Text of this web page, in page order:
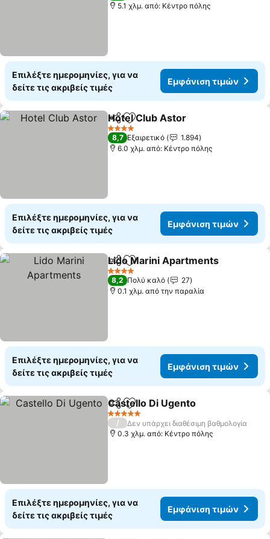
5.1 χλμ. από: Κέντρο πόλης
Επιλέξτε ημερομηνίες, για να
δείτε τις ακριβείς τιμές
Εμφάνιση τιμών
Κοινοποίηση
Προσθήκη στα αγαπημένα
Hotel Club Astor
4 Αστέρια
8,7 Εξαιρετικό
1.894
6.0 χλμ. από: Κέντρο πόλης
Επιλέξτε ημερομηνίες, για να
δείτε τις ακριβείς τιμές
Εμφάνιση τιμών
Κοινοποίηση
Προσθήκη στα αγαπημένα
Lido Marini Apartments
4 Αστέρια
8,2 Πολύ καλό
27
0.1 χλμ. από την παραλία
Επιλέξτε ημερομηνίες, για να
δείτε τις ακριβείς τιμές
Εμφάνιση τιμών
Κοινοποίηση
Προσθήκη στα αγαπημένα
Castello Di Ugento
5 Αστέρια
/
Δεν υπάρχει διαθέσιμη βαθμολογία
0.3 χλμ. από: Κέντρο πόλης
Επιλέξτε ημερομηνίες, για να
δείτε τις ακριβείς τιμές
Εμφάνιση τιμών